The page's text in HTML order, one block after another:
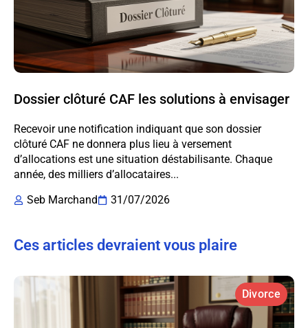
Dossier clôturé CAF les solutions à envisager
Recevoir une notification indiquant que son dossier
clôturé CAF ne donnera plus lieu à versement
d’allocations est une situation déstabilisante. Chaque
année, des milliers d’allocataires...
Seb Marchand
31/07/2026
Ces articles devraient vous plaire
Divorce